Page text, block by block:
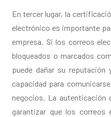
En tercer lugar, la
electrónico es importante
empresa. Si los correos
bloqueados o marcados
puede dañar su reputación
capacidad para
negocios. La autenticación
garantizar que los correos